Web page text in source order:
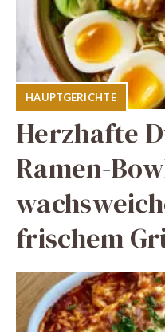
HAUPTGERICHTE
Herzhafte
Ramen-
frischem